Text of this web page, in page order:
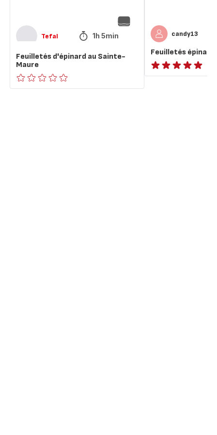
Tefal 1h 5min
Feuilletés d'épinard au Sainte-
Maure
ratings.0
candy13
Feuilletés
Avis